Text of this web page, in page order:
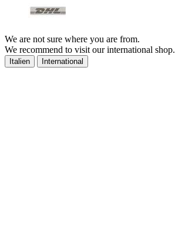
We are not sure where you are from.
We recommend to visit our international shop.
Italien International